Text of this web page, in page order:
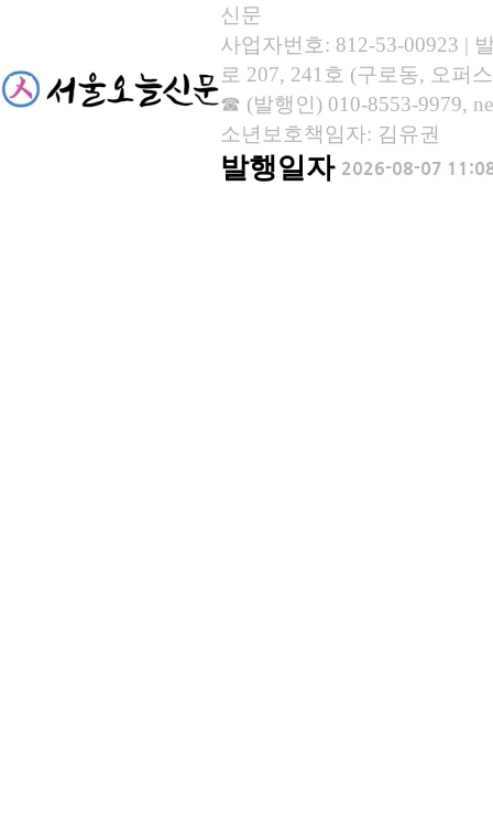
신문
사업자번호: 812-53-00923 |
로 207, 241호 (구로동, 오퍼
☎ (발행인) 010-8553-9979,
소년보호책임자: 김유권
발행일자